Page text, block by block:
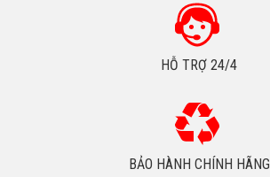
HỖ TRỢ 24/4
BẢO HÀNH CHÍNH HÃNG